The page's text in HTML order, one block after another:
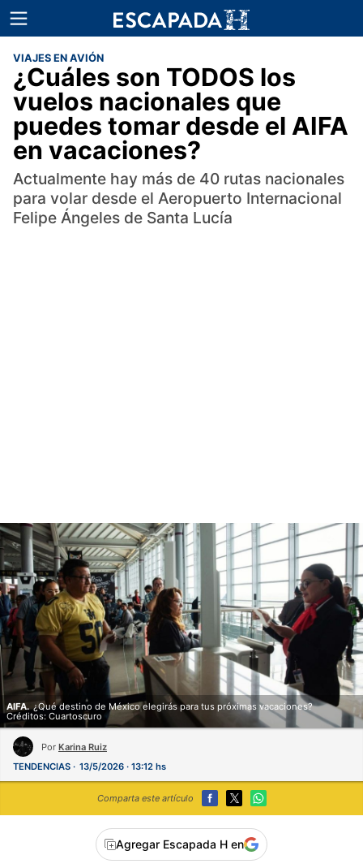
VIAJES EN AVIÓN
¿Cuáles son TODOS los
vuelos nacionales que
puedes tomar desde el AIFA
en vacaciones?
Actualmente hay más de 40 rutas nacionales
para volar desde el Aeropuerto Internacional
Felipe Ángeles de Santa Lucía
AIFA. ¿Qué destino de México elegirás para tus próximas vacaciones?
Créditos: Cuartoscuro
Por Karina Ruiz
TENDENCIAS
13/5/2026 · 13:12 hs
Comparta este artículo
Agregar Escapada H en